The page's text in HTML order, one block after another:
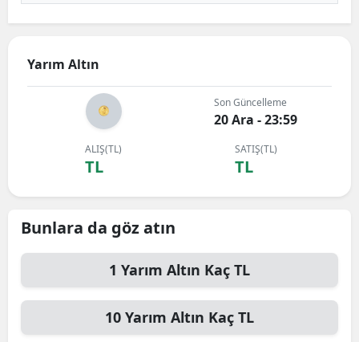
Yarım Altın
Son Güncelleme
20 Ara - 23:59
ALIŞ(TL)
TL
SATIŞ(TL)
TL
Bunlara da göz atın
1 Yarım Altın Kaç TL
10 Yarım Altın Kaç TL